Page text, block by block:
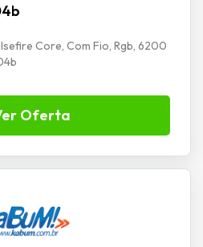
Core, Com Fio, Rgb, 6200
Oferta